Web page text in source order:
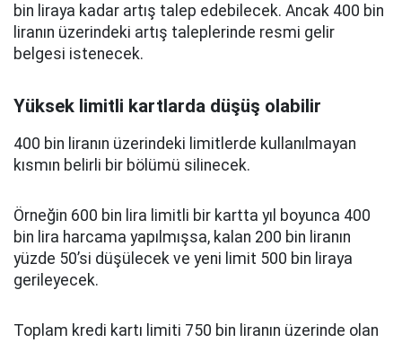
bin liraya kadar artış talep edebilecek. Ancak 400 bin
liranın üzerindeki artış taleplerinde resmi gelir
belgesi istenecek.
Yüksek limitli kartlarda düşüş olabilir
400 bin liranın üzerindeki limitlerde kullanılmayan
kısmın belirli bir bölümü silinecek.
Örneğin 600 bin lira limitli bir kartta yıl boyunca 400
bin lira harcama yapılmışsa, kalan 200 bin liranın
yüzde 50’si düşülecek ve yeni limit 500 bin liraya
gerileyecek.
Toplam kredi kartı limiti 750 bin liranın üzerinde olan